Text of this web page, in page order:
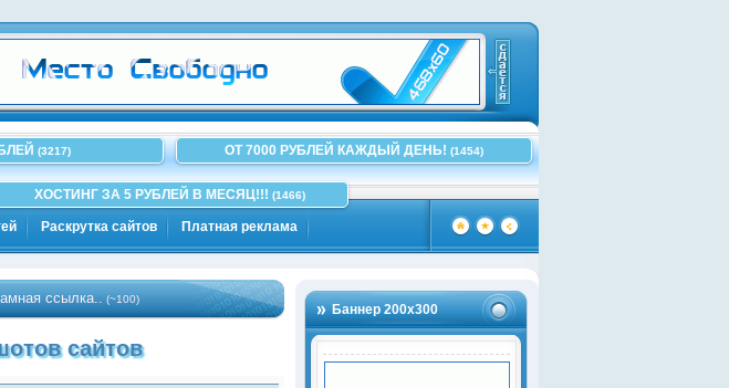
(3217) ОТ 7000 РУБЛЕЙ КАЖДЫЙ ДЕНЬ! (1454)
ХОСТИНГ ЗА 5 РУБЛЕЙ В МЕСЯЦ!!! (1466)
Раскрутка сайтов Платная реклама
Баннер 200х300
(~100)
сайтов